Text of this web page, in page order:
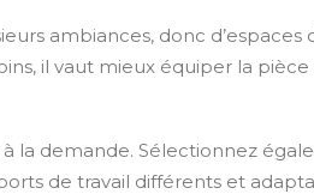
ambiances, donc d’espaces
il vaut mieux équiper la
la demande. Sélectionnez
de travail différents et